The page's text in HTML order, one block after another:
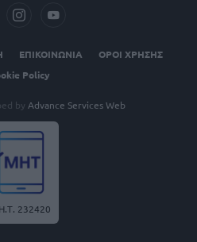
ΕΠΙΚΟΙΝΩΝΙΑ
ΟΡΟΙ ΧΡΗΣΗΣ
Policy
by Advance Services Web
232420